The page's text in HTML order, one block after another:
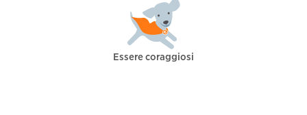
Essere coraggiosi